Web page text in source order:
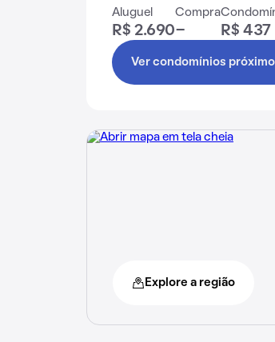
Aluguel
R$ 2.690
Compra
- R$ 437
Ver condomínios
Explore a região